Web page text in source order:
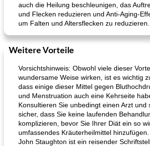
auch die Heilung beschleunigen, das
und Flecken reduzieren und Anti-Aging-
um Falten und Altersflecken zu reduzieren.
Weitere Vorteile
Vorsichtshinweis: Obwohl viele dieser
wundersame Weise wirken, ist es wichtig
dass einige dieser Mittel gegen
und Menstruation auch eine Kehrseite
Konsultieren Sie unbedingt einen Arzt und
sicher, dass Sie keine laufenden
komplizieren, bevor Sie Ihrer Diät ein so
umfassendes Kräuterheilmittel hinzufügen.
John Staughton ist ein reisender